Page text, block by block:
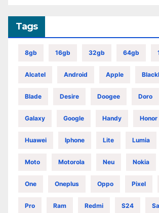
Tags
8gb 16gb 32gb 64gb
Alcatel Android Apple
Blade Desire Doogee Doro
Galaxy Google Handy Honor
Huawei Iphone Lite Lumia
Moto Motorola Neu Nokia
One Oneplus Oppo Pixel
Pro Ram Redmi S24